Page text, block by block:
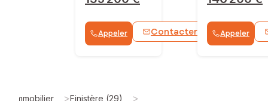
Appeler Contacter WhatsApp
Appeler
Immobilier >Finistère (29) >